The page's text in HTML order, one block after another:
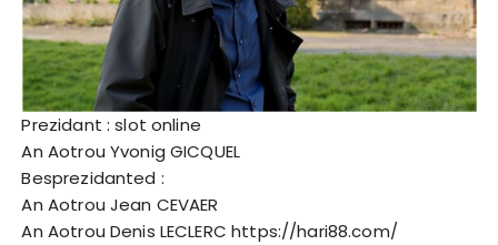
Prezidant :slot online
An Aotrou Yvonig GICQUEL
Besprezidanted :
An Aotrou Jean CEVAER
An Aotrou Denis LECLERChttps://hari88.com/